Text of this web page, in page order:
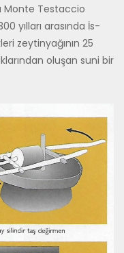
Monte Testaccio
yılları arasında İs­
zeytinyağının 25
oluşan suni bir